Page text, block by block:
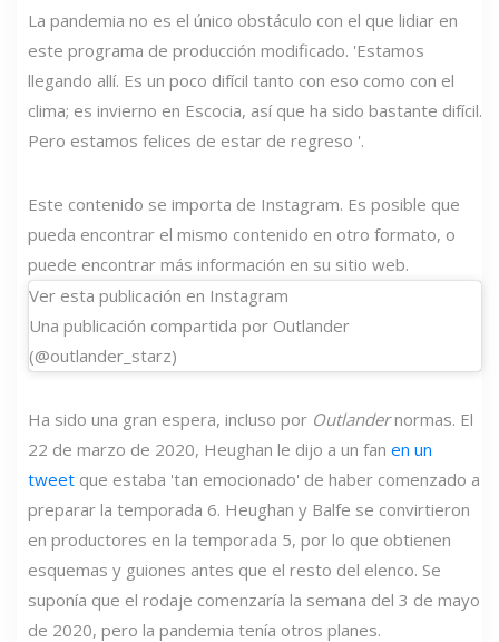
La pandemia no es el único obstáculo con el que lidiar en
este programa de producción modificado. 'Estamos
llegando allí. Es un poco difícil tanto con eso como con el
clima; es invierno en Escocia, así que ha sido bastante difícil.
Pero estamos felices de estar de regreso '.
Este contenido se importa de Instagram. Es posible que
pueda encontrar el mismo contenido en otro formato, o
puede encontrar más información en su sitio web.
Ver esta publicación en Instagram
Una publicación compartida por Outlander
(@outlander_starz)
Ha sido una gran espera, incluso por Outlandernormas. El
22 de marzo de 2020, Heughan le dijo a un fan en un
tweet que estaba 'tan emocionado' de haber comenzado a
preparar la temporada 6. Heughan y Balfe se convirtieron
en productores en la temporada 5, por lo que obtienen
esquemas y guiones antes que el resto del elenco. Se
suponía que el rodaje comenzaría la semana del 3 de mayo
de 2020, pero la pandemia tenía otros planes.